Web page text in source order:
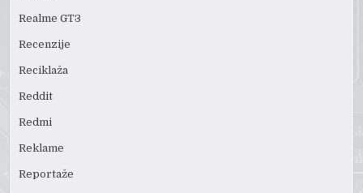
Realme GT3
Recenzije
Reciklaža
Reddit
Redmi
Reklame
Reportaže